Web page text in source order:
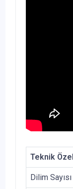
Teknik
Dilim Sayısı